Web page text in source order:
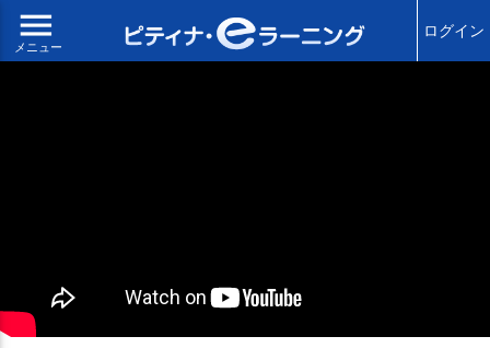
menu
メニュー
ログイン